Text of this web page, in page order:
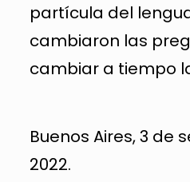
partícula del
cambiaron las
cambiar a tiempo
Buenos Aires, 3 de
2022.